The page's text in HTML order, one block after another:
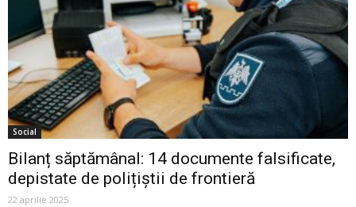
Social
Bilanț săptămânal: 14 documente falsificate,
depistate de polițiștii de frontieră
22 aprilie 2025